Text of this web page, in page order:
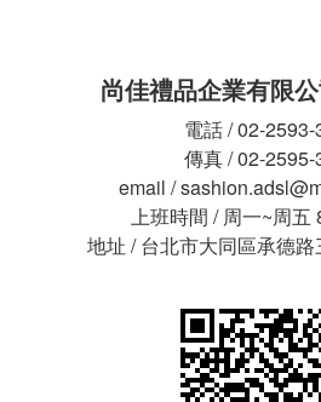
尚佳禮品企業有限
電話 / 02-2593-
傳真 / 02-2595-
email /
上班時間 / 周一~周五
地址 / 台北市大同區承德